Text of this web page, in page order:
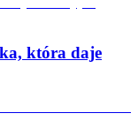
która daje